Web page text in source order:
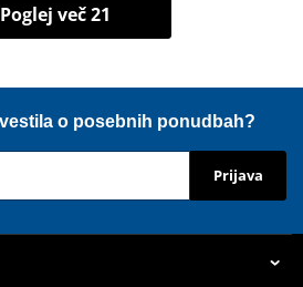
Poglej več 21
o posebnih ponudbah?
Prijava